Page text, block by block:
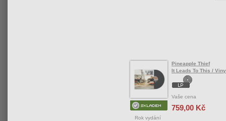
Rok vydání
Pineapple Thief
It Leads To This /
Vaše cena
759,00 Kč